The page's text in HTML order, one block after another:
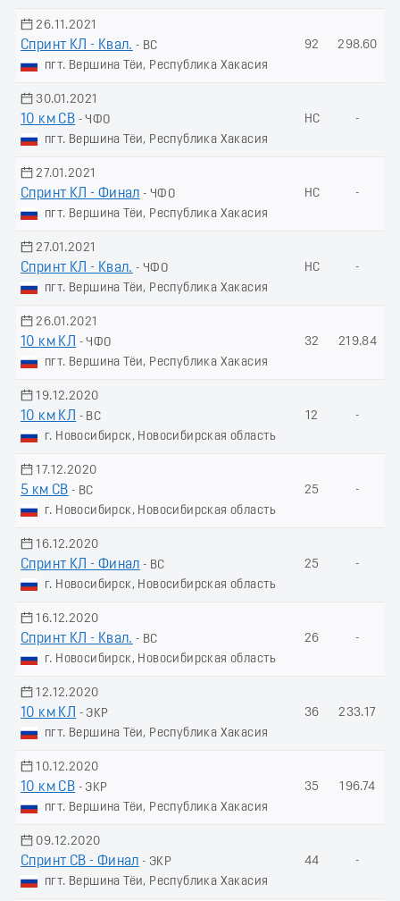
26.11.2021
Спринт КЛ - Квал. - ВС
пгт. Вершина Тёи, Республика Хакасия
92 298.60
30.01.2021
10 км СВ - ЧФО
пгт. Вершина Тёи, Республика Хакасия
НС -
27.01.2021
Спринт КЛ - Финал - ЧФО
пгт. Вершина Тёи, Республика Хакасия
НС -
27.01.2021
Спринт КЛ - Квал. - ЧФО
пгт. Вершина Тёи, Республика Хакасия
НС -
26.01.2021
10 км КЛ
- ЧФО
пгт. Вершина Тёи, Республика Хакасия
32 219.84
19.12.2020
10 км КЛ
- ВС
г. Новосибирск, Новосибирская область
12 -
17.12.2020
5 км СВ - ВС
г. Новосибирск, Новосибирская область
25 -
16.12.2020
Спринт КЛ - Финал - ВС
г. Новосибирск, Новосибирская область
25 -
16.12.2020
Спринт КЛ - Квал. - ВС
г. Новосибирск, Новосибирская область
26 -
12.12.2020
10 км КЛ
- ЭКР
пгт. Вершина Тёи, Республика Хакасия
36 233.17
10.12.2020
10 км СВ - ЭКР
пгт. Вершина Тёи, Республика Хакасия
35 196.74
09.12.2020
Спринт СВ - Финал - ЭКР
пгт. Вершина Тёи, Республика Хакасия
44 -